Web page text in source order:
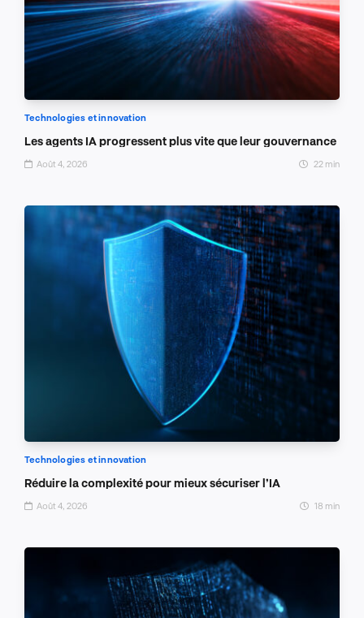
Technologies et innovation
Les agents IA progressent plus vite que leur gouvernance
Août 4, 2026 22 min
Technologies et innovation
Réduire la complexité pour mieux sécuriser l’IA
Août 4, 2026 18 min